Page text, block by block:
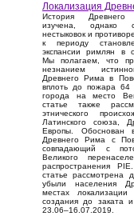
Локализация
История
изучена, однако
нестыковок и
к периоду
экспансии римлян в
Мы полагаем, что
незнанием
Древнего Рима в
вплоть до пожара 64
города на место
статье также
этнического
Латинского союза,
Европы. Обоснован
Древнего Рима с
совпадающий с
Великого
распространения
статье рассмотрена
убыли населения
местах
создания до заката
23.06–16.07.2019.